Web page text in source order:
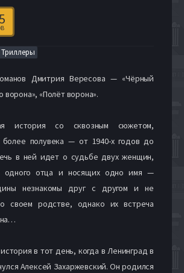
Триллеры
Дмитрия Вересова — «Чёрный
ворона», «Полёт ворона».
история со сквозным сюжетом,
более полувека — от 1940-х годов до
в ней идет о судьбе двух женщин,
одного отца и носящих одно имя —
незнакомы друг с другом и не
своем родстве, однако их встреча
в тот день, когда в Ленинград в
Алексей Захаржевский. Он родился